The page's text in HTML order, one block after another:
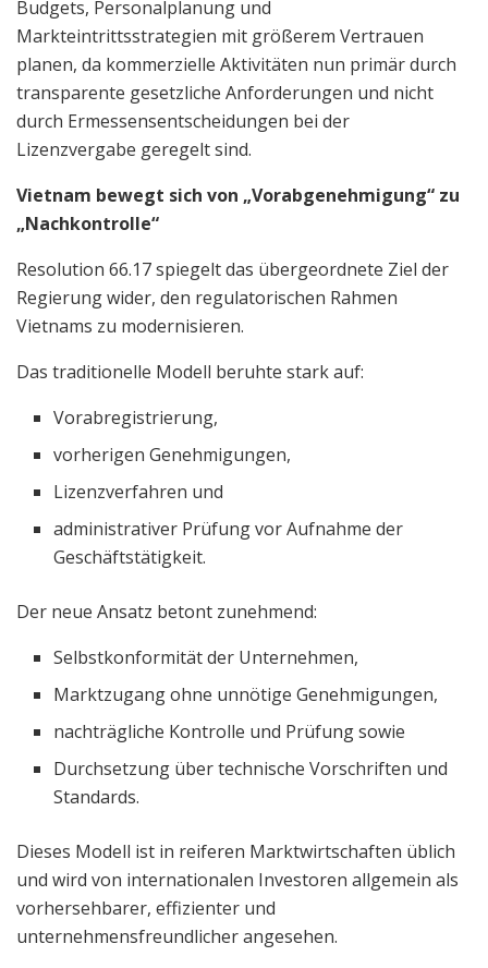
Budgets, Personalplanung und
Markteintrittsstrategien mit größerem Vertrauen
planen, da kommerzielle Aktivitäten nun primär durch
transparente gesetzliche Anforderungen und nicht
durch Ermessensentscheidungen bei der
Lizenzvergabe geregelt sind.
Vietnam bewegt sich von „Vorabgenehmigung“ zu
„Nachkontrolle“
Resolution 66.17 spiegelt das übergeordnete Ziel der
Regierung wider, den regulatorischen Rahmen
Vietnams zu modernisieren.
Das traditionelle Modell beruhte stark auf:
Vorabregistrierung,
vorherigen Genehmigungen,
Lizenzverfahren und
administrativer Prüfung vor Aufnahme der
Geschäftstätigkeit.
Der neue Ansatz betont zunehmend:
Selbstkonformität der Unternehmen,
Marktzugang ohne unnötige Genehmigungen,
nachträgliche Kontrolle und Prüfung sowie
Durchsetzung über technische Vorschriften und
Standards.
Dieses Modell ist in reiferen Marktwirtschaften üblich
und wird von internationalen Investoren allgemein als
vorhersehbarer, effizienter und
unternehmensfreundlicher angesehen.